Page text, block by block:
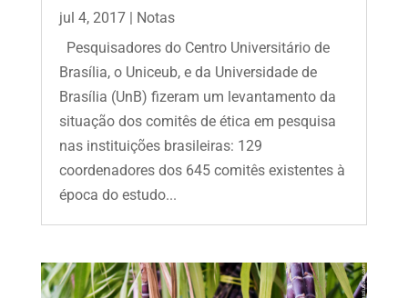
jul 4, 2017| Notas
Pesquisadores do Centro Universitário de
Brasília, o Uniceub, e da Universidade de
Brasília (UnB) fizeram um levantamento da
situação dos comitês de ética em pesquisa
nas instituições brasileiras: 129
coordenadores dos 645 comitês existentes à
época do estudo...